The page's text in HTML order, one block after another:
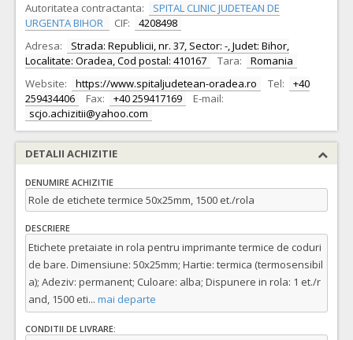
Autoritatea contractanta:
SPITAL CLINIC JUDETEAN DE
URGENTA BIHOR
CIF:
4208498
Adresa:
Strada: Republicii, nr. 37, Sector: -, Judet: Bihor,
Localitate: Oradea, Cod postal: 410167
Tara:
Romania
Website:
https://www.spitaljudetean-oradea.ro Tel:
+40
259434406
Fax: +40 259417169
E-mail:
scjo.achizitii@yahoo.com
DETALII ACHIZITIE
DENUMIRE ACHIZITIE
Role de etichete termice 50x25mm, 1500 et./rola
DESCRIERE
Etichete pretaiate in rola pentru imprimante termice de coduri
de bare. Dimensiune: 50x25mm; Hartie: termica (termosensibil
a); Adeziv: permanent; Culoare: alba; Dispunere in rola: 1 et./r
and, 1500 eti... mai departe
CONDITII DE LIVRARE: